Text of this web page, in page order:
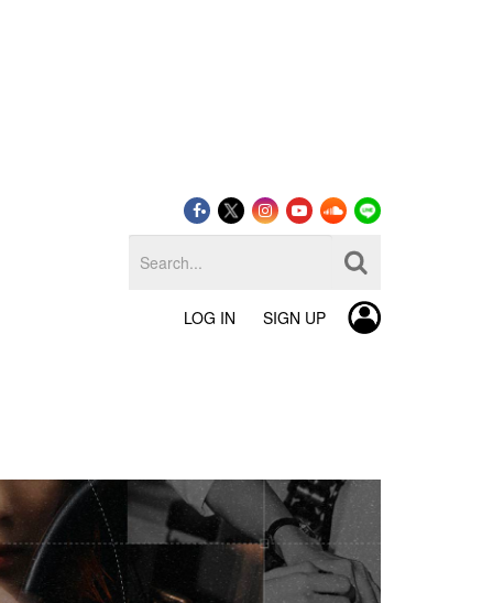
LOG IN SIGN UP